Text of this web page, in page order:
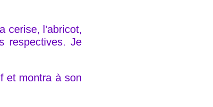
cerise, l'abricot,
respectives. Je
et montra à son